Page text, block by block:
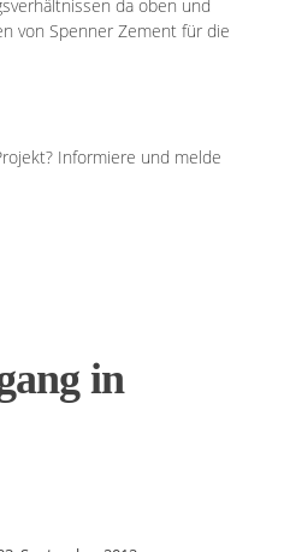
da oben und
von Spenner Zement für die
Informiere und melde
in